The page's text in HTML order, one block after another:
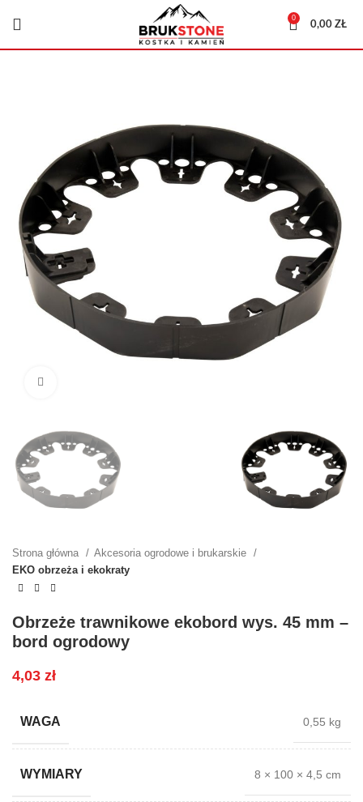
0
0,00ZŁ
Strona główna
Akcesoria ogrodowe i brukarskie
EKO obrzeża i ekokraty
Obrzeże trawnikowe ekobord wys. 45 mm –
bord ogrodowy
4,03 zł
WAGA 0,55 kg
WYMIARY 8 × 100 × 4,5 cm